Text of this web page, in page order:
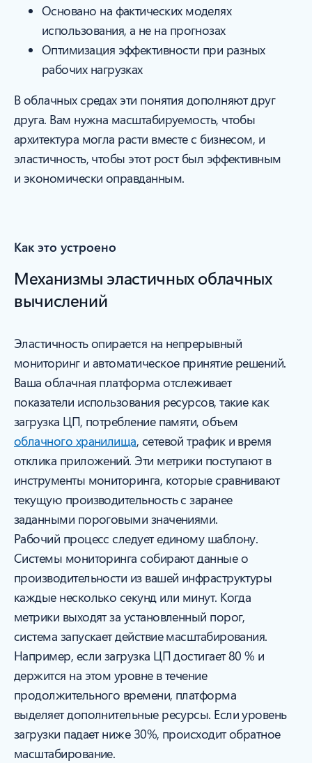
Основано на фактических моделях
использования, а не на прогнозах
Оптимизация эффективности при разных
рабочих нагрузках
В облачных средах эти понятия дополняют друг
друга. Вам нужна масштабируемость, чтобы
архитектура могла расти вместе с бизнесом, и
эластичность, чтобы этот рост был эффективным
и экономически оправданным.
Как это устроено
Механизмы эластичных облачных
вычислений
Эластичность опирается на непрерывный
мониторинг и автоматическое принятие решений.
Ваша облачная платформа отслеживает
показатели использования ресурсов, такие как
загрузка ЦП, потребление памяти, объем
облачного хранилища, сетевой трафик и время
отклика приложений. Эти метрики поступают в
инструменты мониторинга, которые сравнивают
текущую производительность с заранее
заданными пороговыми значениями.
Рабочий процесс следует единому шаблону.
Системы мониторинга собирают данные о
производительности из вашей инфраструктуры
каждые несколько секунд или минут. Когда
метрики выходят за установленный порог,
система запускает действие масштабирования.
Например, если загрузка ЦП достигает 80 % и
держится на этом уровне в течение
продолжительного времени, платформа
выделяет дополнительные ресурсы. Если уровень
загрузки падает ниже 30%, происходит обратное
масштабирование.